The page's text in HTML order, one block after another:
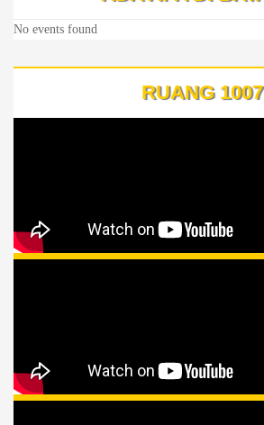
No events found
RUANG 1007